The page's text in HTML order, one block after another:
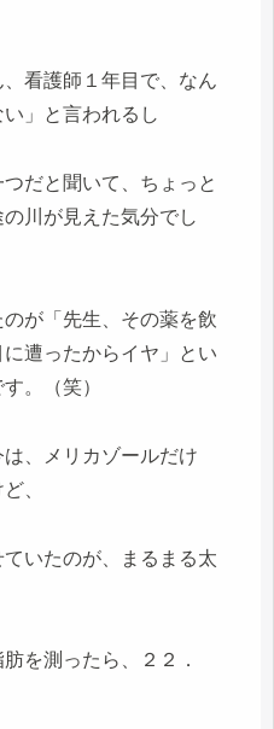
看護師１年目で、なん
」と言われるし
だと聞いて、ちょっと
川が見えた気分でし
が「先生、その薬を飲
遭ったからイヤ」とい
。（笑）
、メリカゾールだけ
、
いたのが、まるまる太
を測ったら、２２．